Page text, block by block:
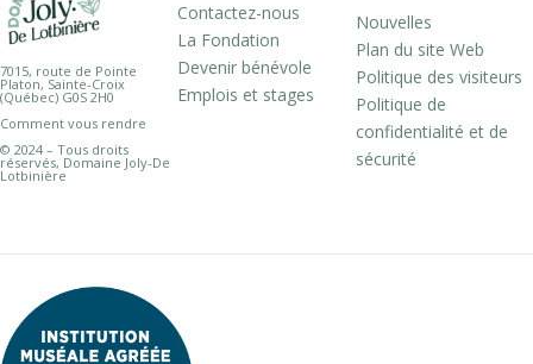
7015, route de Pointe
Platon, Sainte-Croix
(Québec) G0S 2H0
Comment vous rendre
© 2024 – Tous droits
réservés, Domaine Joly-De
Lotbinière
Contactez-nous
La Fondation
Devenir bénévole
Emplois et stages
Nouvelles
Plan du site Web
Politique des visiteurs
Politique de
confidentialité et de
sécurité